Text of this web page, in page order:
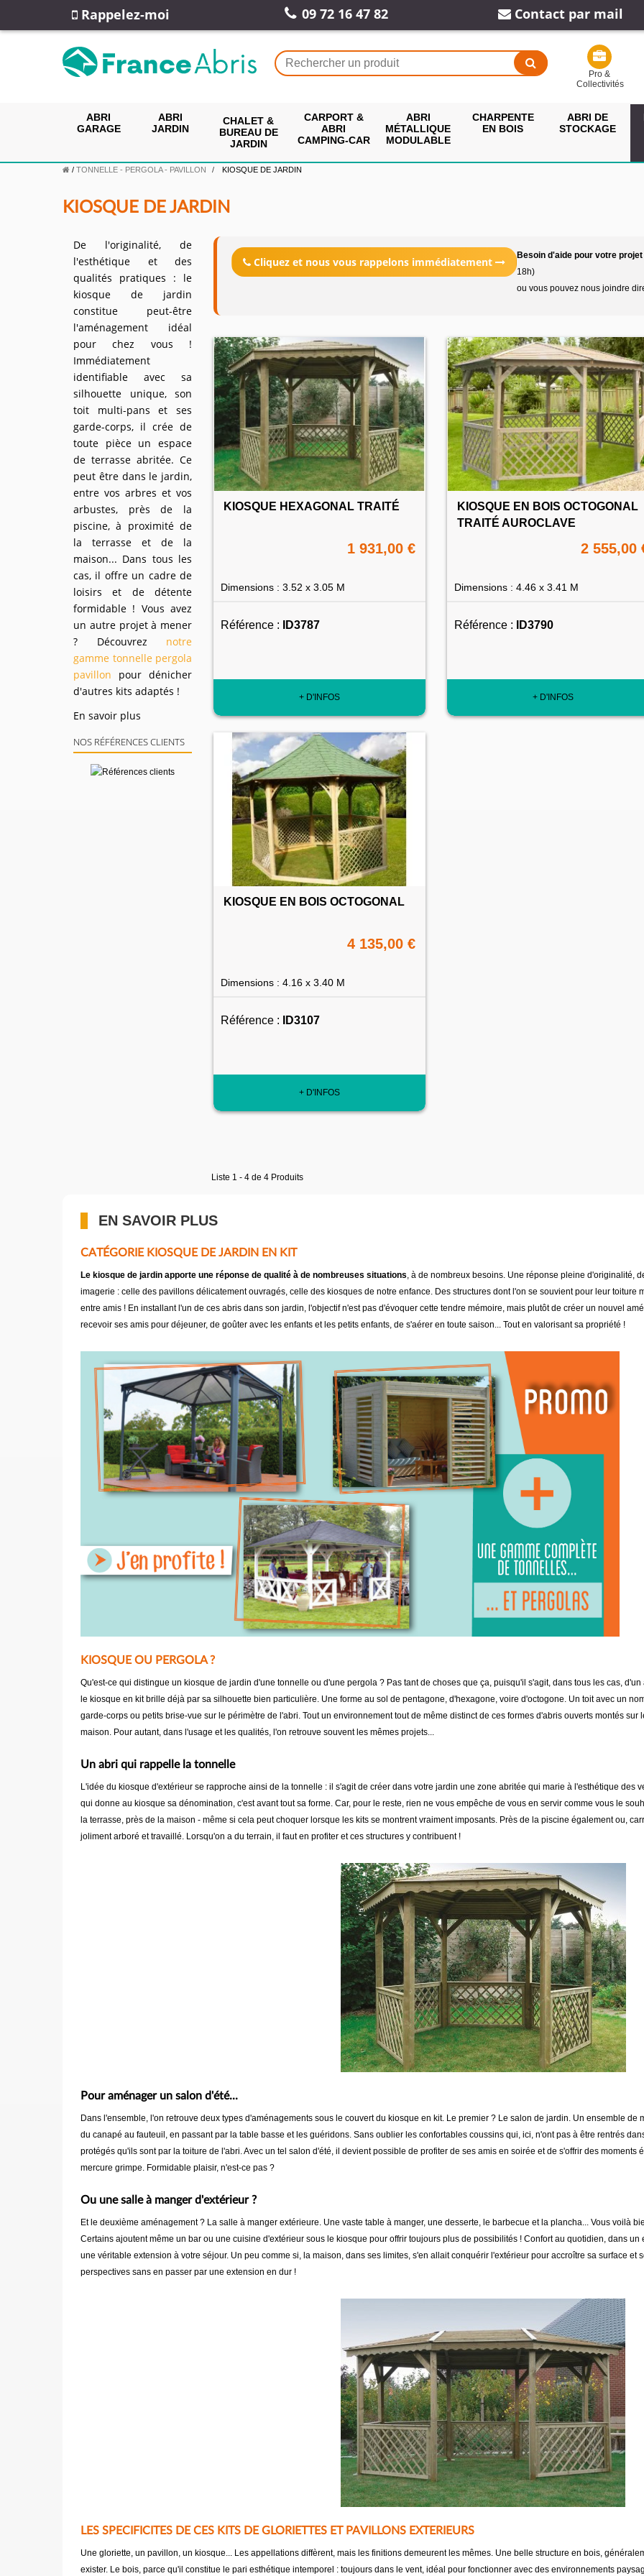
Rappelez-moi 09 72 16 47 82 Contact par mail
Pro &
Collectivités
ABRI
GARAGE
ABRI
JARDIN
CHALET &
BUREAU DE
JARDIN
CARPORT &
ABRI
CAMPING-CAR
ABRI
MÉTALLIQUE
MODULABLE
CHARPENTE
EN BOIS
ABRI DE
STOCKAGE
/ TONNELLE - PERGOLA - PAVILLON KIOSQUE DE JARDIN
KIOSQUE DE JARDIN
De l'originalité, de
l'esthétique et des
qualités pratiques : le
kiosque de jardin
constitue peut-être
l'aménagement idéal
pour chez vous !
Immédiatement
identifiable avec sa
silhouette unique, son
toit multi-pans et ses
garde-corps, il crée de
toute pièce un espace
de terrasse abritée. Ce
peut être dans le jardin,
entre vos arbres et vos
arbustes, près de la
piscine, à proximité de
la terrasse et de la
maison... Dans tous les
cas, il offre un cadre de
loisirs et de détente
formidable ! Vous avez
un autre projet à mener
? Découvrez notre
gamme tonnelle pergola
pavillon pour dénicher
d'autres kits adaptés !
En savoir plus
NOS RÉFÉRENCES CLIENTS
Cliquez et nous vous rappelons immédiatement Besoin d'aide pour votre projet
18h)
ou vous pouvez nous joindre
KIOSQUE HEXAGONAL TRAITÉ
1 931,00 €
Dimensions : 3.52 x 3.05 M
Référence : ID3787
+ D'INFOS
KIOSQUE EN BOIS OCTOGONAL
TRAITÉ AUROCLAVE
2 555,00
Dimensions : 4.46 x 3.41 M
Référence : ID3790
+ D'INFOS
KIOSQUE EN BOIS OCTOGONAL
4 135,00 €
Dimensions : 4.16 x 3.40 M
Référence : ID3107
+ D'INFOS
Liste 1 - 4 de 4 Produits
EN SAVOIR PLUS
CATÉGORIE KIOSQUE DE JARDIN EN KIT
Le kiosque de jardin apporte une réponse de qualité à de nombreuses situations, à de nombreux besoins. Une réponse pleine d'originalité,
imagerie : celle des pavillons délicatement ouvragés, celle des kiosques de notre enfance. Des structures dont l'on se souvient pour leur toiture
entre amis ! En installant l'un de ces abris dans son jardin, l'objectif n'est pas d'évoquer cette tendre mémoire, mais plutôt de créer un nouvel
recevoir ses amis pour déjeuner, de goûter avec les enfants et les petits enfants, de s'aérer en toute saison... Tout en valorisant sa propriété !
KIOSQUE OU PERGOLA ?
Qu'est-ce qui distingue un kiosque de jardin d'une tonnelle ou d'une pergola ? Pas tant de choses que ça, puisqu'il s'agit, dans tous les cas,
le kiosque en kit brille déjà par sa silhouette bien particulière. Une forme au sol de pentagone, d'hexagone, voire d'octogone. Un toit avec un
garde-corps ou petits brise-vue sur le périmètre de l'abri. Tout un environnement tout de même distinct de ces formes d'abris ouverts montés
maison. Pour autant, dans l'usage et les qualités, l'on retrouve souvent les mêmes projets...
Un abri qui rappelle la tonnelle
L'idée du kiosque d'extérieur se rapproche ainsi de la tonnelle : il s'agit de créer dans votre jardin une zone abritée qui marie à l'esthétique des
qui donne au kiosque sa dénomination, c'est avant tout sa forme. Car, pour le reste, rien ne vous empêche de vous en servir comme vous le
la terrasse, près de la maison - même si cela peut choquer lorsque les kits se montrent vraiment imposants. Près de la piscine également ou,
joliment arboré et travaillé. Lorsqu'on a du terrain, il faut en profiter et ces structures y contribuent !
Pour aménager un salon d'été...
Dans l'ensemble, l'on retrouve deux types d'aménagements sous le couvert du kiosque en kit. Le premier ? Le salon de jardin. Un ensemble de
du canapé au fauteuil, en passant par la table basse et les guéridons. Sans oublier les confortables coussins qui, ici, n'ont pas à être rentrés
protégés qu'ils sont par la toiture de l'abri. Avec un tel salon d'été, il devient possible de profiter de ses amis en soirée et de s'offrir des
mercure grimpe. Formidable plaisir, n'est-ce pas ?
Ou une salle à manger d'extérieur ?
Et le deuxième aménagement ? La salle à manger extérieure. Une vaste table à manger, une desserte, le barbecue et la plancha... Vous voilà
Certains ajoutent même un bar ou une cuisine d'extérieur sous le kiosque pour offrir toujours plus de possibilités ! Confort au quotidien, dans
une véritable extension à votre séjour. Un peu comme si, la maison, dans ses limites, s'en allait conquérir l'extérieur pour accroître sa surface
perspectives sans en passer par une extension en dur !
LES SPECIFICITES DE CES KITS DE GLORIETTES ET PAVILLONS EXTERIEURS
Une gloriette, un pavillon, un kiosque... Les appellations diffèrent, mais les finitions demeurent les mêmes. Une belle structure en bois,
exister. Le bois, parce qu'il constitue le pari esthétique intemporel : toujours dans le vent, idéal pour fonctionner avec des environnements